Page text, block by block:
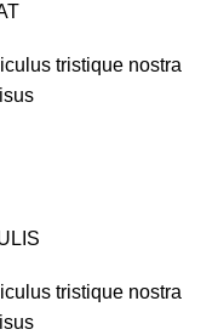
tristique nostra
tristique nostra